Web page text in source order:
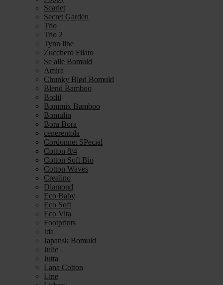
Scarlet
Secret Garden
Trio
Trio 2
Tynn line
Zucchero Filato
Se alle Bomuld
Amira
Chunky Blød Bomuld
Blend Bamboo
Bodil
Bommix Bamboo
Bomulin
Bora Bora
cenerentola
Cordonnet SPecial
Cotton 8/4
Cotton Soft Bio
Cotton Waves
Crealino
Diamond
Eco Baby
Eco Soft
Eco Vita
Footprints
Ida
Japansk Bomuld
Julie
Jutta
Lana Cotton
Line